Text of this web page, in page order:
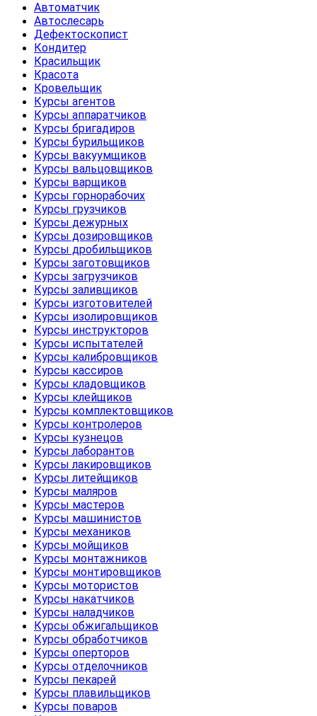
Автоматчик
Автослесарь
Дефектоскопист
Кондитер
Красильщик
Красота
Кровельщик
Курсы агентов
Курсы аппаратчиков
Курсы бригадиров
Курсы бурильщиков
Курсы вакуумщиков
Курсы вальцовщиков
Курсы варщиков
Курсы горнорабочих
Курсы грузчиков
Курсы дежурных
Курсы дозировщиков
Курсы дробильщиков
Курсы заготовщиков
Курсы загрузчиков
Курсы заливщиков
Курсы изготовителей
Курсы изолировщиков
Курсы инструкторов
Курсы испытателей
Курсы калибровщиков
Курсы кассиров
Курсы кладовщиков
Курсы клейщиков
Курсы комплектовщиков
Курсы контролеров
Курсы кузнецов
Курсы лаборантов
Курсы лакировщиков
Курсы литейщиков
Курсы маляров
Курсы мастеров
Курсы машинистов
Курсы механиков
Курсы мойщиков
Курсы монтажников
Курсы монтировщиков
Курсы мотористов
Курсы накатчиков
Курсы наладчиков
Курсы обжигальщиков
Курсы обработчиков
Курсы оперторов
Курсы отделочников
Курсы пекарей
Курсы плавильщиков
Курсы поваров